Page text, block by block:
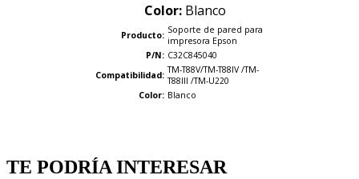
Color: Blanco
Producto: Soporte de pared para
impresora Epson
P/N: C32C845040
Compatibilidad: TM-T88V/TM-T88IV /TM-
T88III /TM-U220
Color: Blanco
TE PODRÍA INTERESAR